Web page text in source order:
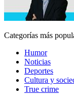
Categorías más
Humor
Noticias
Deportes
Cultura y
True crime